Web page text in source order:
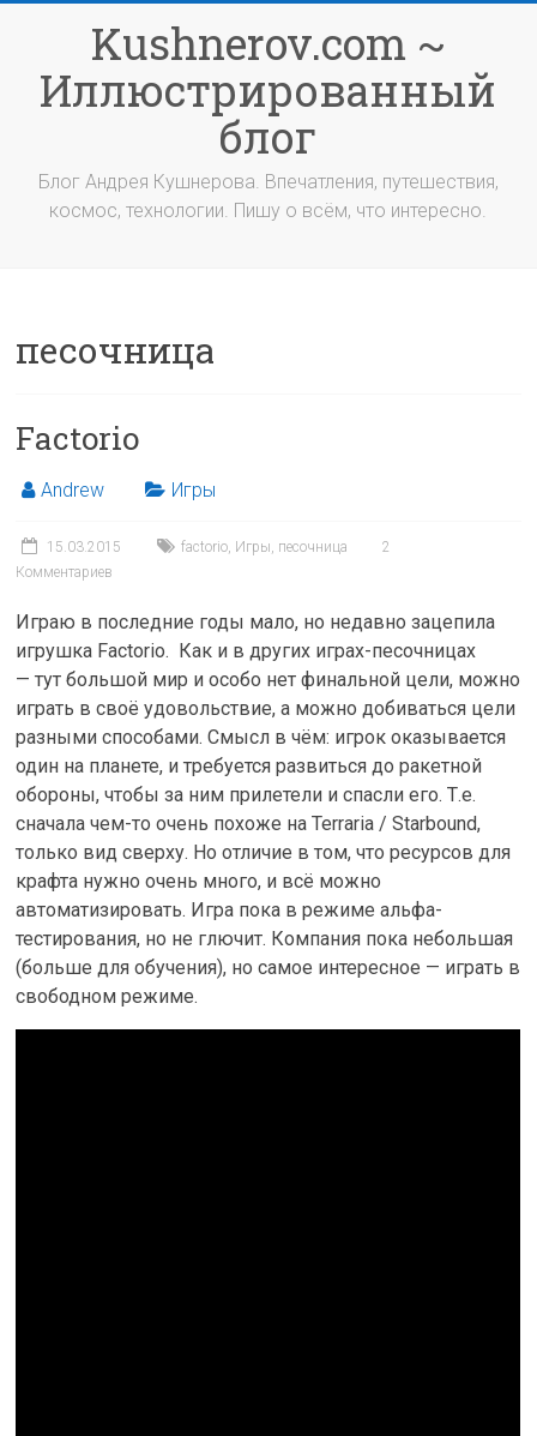
содержимомуKushnerov.com ~
Иллюстрированный
блог
Блог Андрея Кушнерова. Впечатления, путешествия,
космос, технологии. Пишу о всём, что интересно.
песочница
Factorio
Andrew Игры
15.03.2015 factorio, Игры, песочница
2
Комментариев
Играю в последние годы мало, но недавно зацепила
игрушка Factorio. Как и в других играх-песочницах
— тут большой мир и особо нет финальной цели, можно
играть в своё удовольствие, а можно добиваться цели
разными способами. Смысл в чём: игрок оказывается
один на планете, и требуется развиться до ракетной
обороны, чтобы за ним прилетели и спасли его. Т.е.
сначала чем-то очень похоже на Terraria / Starbound,
только вид сверху. Но отличие в том, что ресурсов для
крафта нужно очень много, и всё можно
автоматизировать. Игра пока в режиме альфа-
тестирования, но не глючит. Компания пока небольшая
(больше для обучения), но самое интересное — играть в
свободном режиме.